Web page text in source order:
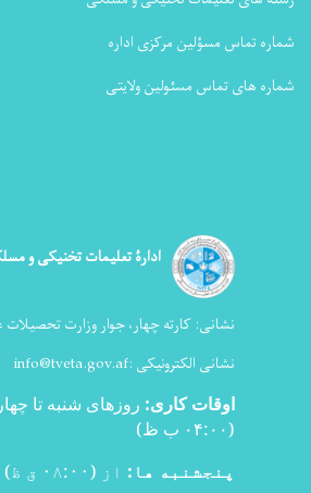
شماره تماس مسؤلین مرکزی اداره
شماره های تماس مسئولین ولایتی
ادارۀ تعلیمات تخنیکی و
نشانی: کارته چهار، جوار وزارت تحصیلات
نشانی الکترونیکی :info@tveta.gov.af
اوقات کاری:
(۰۴:۰۰ ب ظ
)
پنجشنبه ها: از (۰۸:۰۰ ق ظ) الی (۰۱:۰۰ ب ظ)